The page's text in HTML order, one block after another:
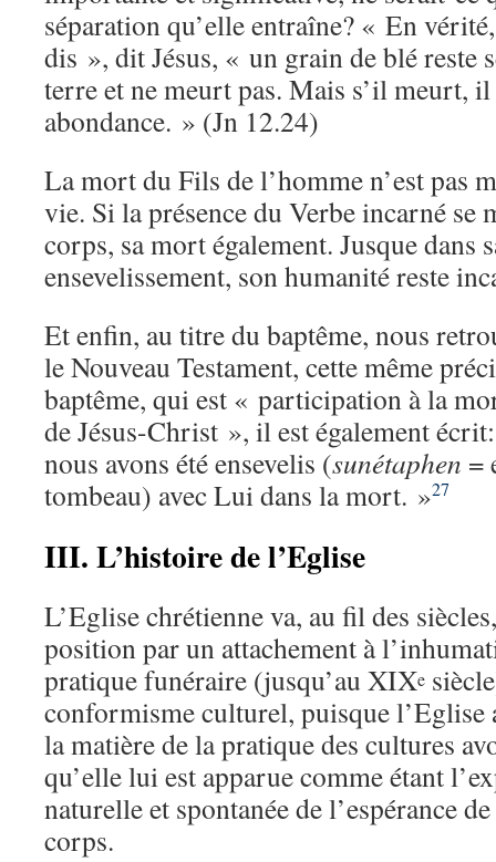
séparation qu’elle entraîne? « En
dis », dit Jésus, « un grain de blé reste
terre et ne meurt pas. Mais s’il meurt,
abondance. » (Jn 12.24)
La mort du Fils de l’homme n’est pas
vie. Si la présence du Verbe incarné se
corps, sa mort également. Jusque dans
ensevelissement, son humanité reste
Et enfin, au titre du baptême, nous
le Nouveau Testament, cette même
baptême, qui est « participation à la
de Jésus-Christ », il est également
nous avons été ensevelis (sunétaphen =
tombeau) avec Lui dans la mort. »27
III. L’histoire de l’Eglise
L’Eglise chrétienne va, au fil des
position par un attachement à
pratique funéraire (jusqu’au XIXe
conformisme culturel, puisque l’Eglise
la matière de la pratique des cultures
qu’elle lui est apparue comme étant
naturelle et spontanée de l’espérance
corps.